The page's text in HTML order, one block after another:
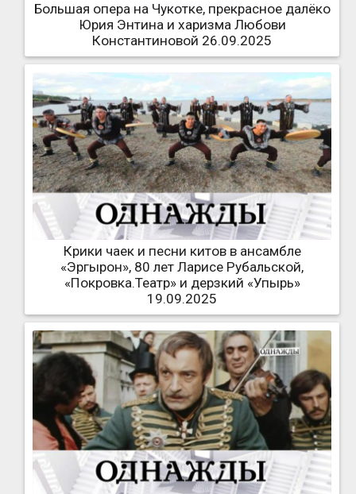
Большая опера на Чукотке, прекрасное далёко
Юрия Энтина и харизма Любови
Константиновой 26.09.2025
Крики чаек и песни китов в ансамбле
«Эргырон», 80 лет Ларисе Рубальской,
«Покровка.Театр» и дерзкий «Упырь»
19.09.2025